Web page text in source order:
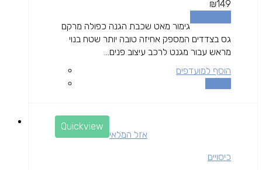
₪149
גימור מאט שכבת הגנה כפולה מרקם
גס בצדדים המספק אחיזה טובה יותר שטח בנוי
מראש עבור מגנט לרכב עיצוב פנים...
הוסף למועדפים
Quickview
אזל המלאי
כיסויים